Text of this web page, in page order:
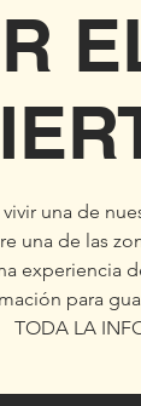
una de
una de las
experiencia
para
TODA LA